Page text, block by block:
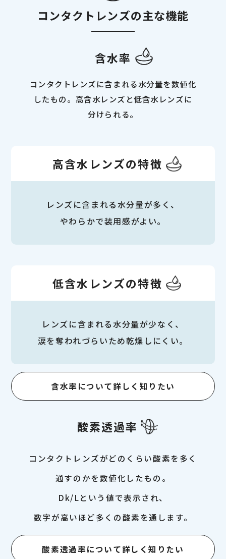
コンタクトレンズの主な機能
含水率
コンタクトレンズに含まれる水分量を数値化
したもの。高含水レンズと低含水レンズに
分けられる。
高含水レンズの特徴
レンズに含まれる水分量が多く、
やわらかで装用感がよい。
低含水レンズの特徴
レンズに含まれる水分量が少なく、
涙を奪われづらいため乾燥しにくい。
含水率について詳しく知りたい
酸素透過率
コンタクトレンズがどのくらい酸素を多く
通すのかを数値化したもの。
Dk/Lという値で表示され、
数字が高いほど多くの酸素を通します。
酸素透過率について詳しく知りたい